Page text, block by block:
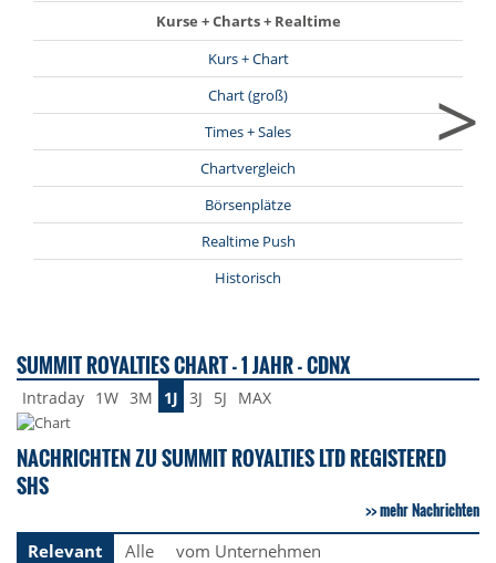
Kurse + Charts + Realtime
Kurs + Chart
Chart (groß)
Times + Sales
Chartvergleich
Börsenplätze
Realtime Push
Historisch
>
SUMMIT ROYALTIES CHART - 1 JAHR - CDNX
Intraday 1W 3M 1J 3J 5J MAX
NACHRICHTEN ZU SUMMIT ROYALTIES LTD REGISTERED
SHS
mehr Nachrichten
Relevant
Alle vom Unternehmen